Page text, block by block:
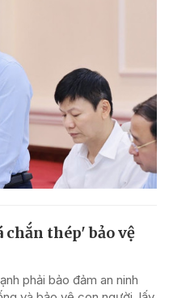
thép' bảo vệ
phải bảo đảm an ninh